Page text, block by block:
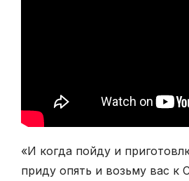
«И когда пойду и
приду опять и возьму вас к